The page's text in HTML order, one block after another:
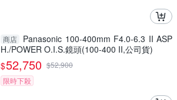
商店
Panasonic 100-400mm F4.0-6.3 II ASP
H./POWER O.I.S.鏡頭(100-400 II,公司貨)
$52,750 $52,900
限時下殺